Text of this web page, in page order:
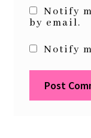
Notify
by email.
Notify